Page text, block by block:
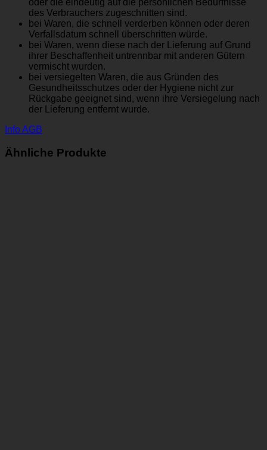
oder die eindeutig auf die persönlichen Bedürfnisse
des Verbrauchers zugeschnitten sind.
bei Waren, die schnell verderben können oder deren
Verfallsdatum schnell überschritten würde.
bei Waren, wenn diese nach der Lieferung auf Grund
ihrer Beschaffenheit untrennbar mit anderen Gütern
vermischt wurden.
bei versiegelten Waren, die aus Gründen des
Gesundheitsschutzes oder der Hygiene nicht zur
Rückgabe geeignet sind, wenn ihre Versiegelung nach
der Lieferung entfernt wurde.
Info AGB
Ähnliche Produkte